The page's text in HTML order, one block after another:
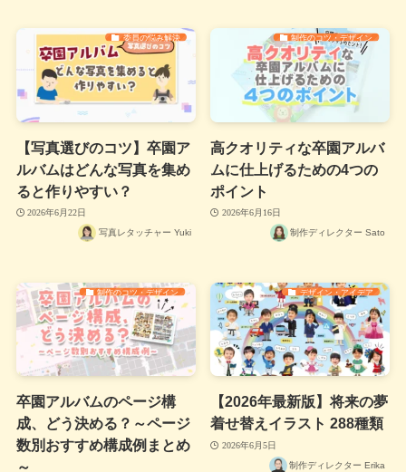
委員の悩み解決
【写真選びのコツ】卒園ア
ルバムはどんな写真を集め
ると作りやすい？
2026年6月22日
写真レタッチャー Yuki
制作のコツ・デザイン
高クオリティな卒園アルバ
ムに仕上げるための4つの
ポイント
2026年6月16日
制作ディレクター Sato
制作のコツ・デザイン
卒園アルバムのページ構
成、どう決める？～ページ
数別おすすめ構成例まとめ
～
デザイン・アイデア
【2026年最新版】将来の夢
着せ替えイラスト 288種類
2026年6月5日
制作ディレクター Erika